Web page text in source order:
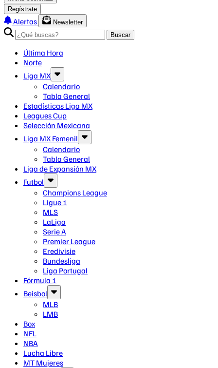
Regístrate
Alertas
Newsletter
Buscar
Última Hora
Norte
Liga MX
Calendario
Tabla General
Estadísticas Liga MX
Leagues Cup
Selección Mexicana
Liga MX Femenil
Calendario
Tabla General
Liga de Expansión MX
Futbol
Champions League
Ligue 1
MLS
LaLiga
Serie A
Premier League
Eredivisie
Bundesliga
Liga Portugal
Fórmula 1
Beisbol
MLB
LMB
Box
NFL
NBA
Lucha Libre
MT Mujeres